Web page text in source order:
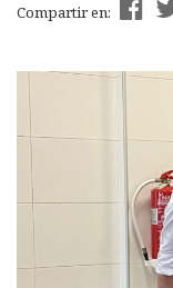
Compartir en: